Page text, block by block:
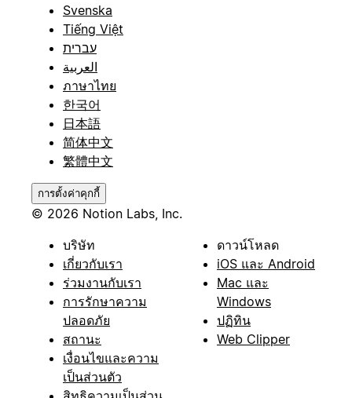
Svenska
Tiếng Việt
עברית
العربية
ภาษาไทย
한국어
日本語
简体中文
繁體中文
การตั้งค่าคุกกี้
© 2026 Notion Labs, Inc.
บริษัท
เกี่ยวกับเรา
ร่วมงานกับเรา
การรักษาความ
ปลอดภัย
สถานะ
เงื่อนไขและความ
เป็นส่วนตัว
ดาวน์โหลด
iOS และ Android
Mac และ
Windows
ปฏิทิน
Web Clipper